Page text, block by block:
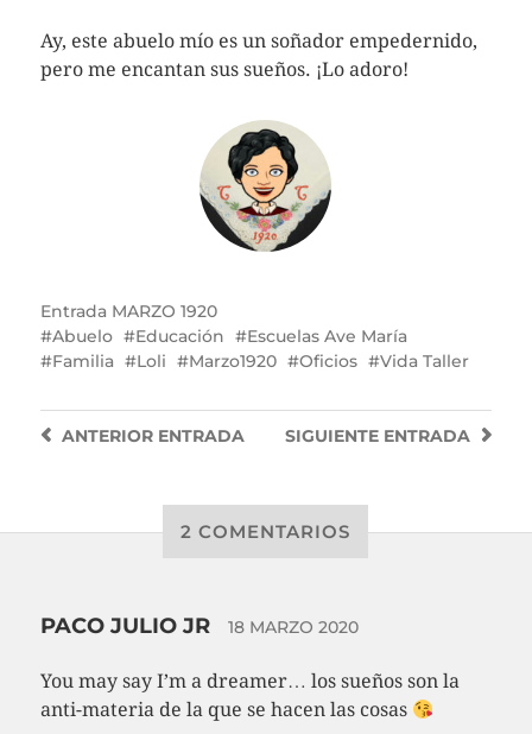
Ay, este abuelo mío es un soñador empedernido,
pero me encantan sus sueños. ¡Lo adoro!
Entrada MARZO 1920
Abuelo
Educación
Escuelas Ave María
Familia
Loli Marzo1920 Oficios Vida Taller
SIGUIENTE ENTRADA
ANTERIORENTRADA
2 COMENTARIOS
PACO JULIO JR 18 MARZO 2020
You may say I’m a dreamer… los sueños son la
anti-materia de la que se hacen las cosas